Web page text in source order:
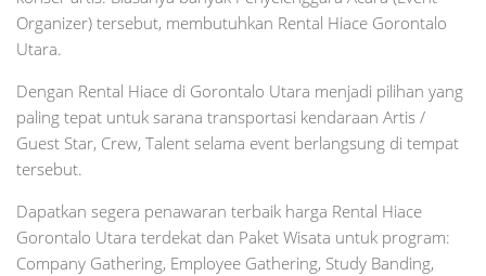
Organizer) tersebut, membutuhkan Rental Hiace Gorontalo
Utara.
Dengan Rental Hiace di Gorontalo Utara menjadi pilihan yang
paling tepat untuk sarana transportasi kendaraan Artis /
Guest Star, Crew, Talent selama event berlangsung di tempat
tersebut.
Dapatkan segera penawaran terbaik harga Rental Hiace
Gorontalo Utara terdekat dan Paket Wisata untuk program:
Company Gathering, Employee Gathering, Study Banding,